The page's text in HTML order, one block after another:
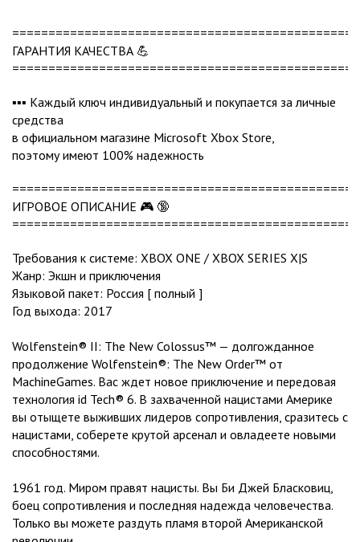
ГАРАНТИЯ КАЧЕСТВА 💪
▪️▪️▪️ Каждый ключ индивидуальный и покупается за личные
средства
в официальном магазине Microsoft Xbox Store,
поэтому имеют 100% надежность
ИГРОВОЕ ОПИСАНИЕ 🎮 🔞
Требования к системе: XBOX ONE / XBOX SERIES X|S
Жанр: Экшн и приключения
Языковой пакет: Россия [ полный ]
Год выхода: 2017
Wolfenstein® II: The New Colossus™ — долгожданное
продолжение Wolfenstein®: The New Order™ от
MachineGames. Вас ждет новое приключение и передовая
технология id Tech® 6. В захваченной нацистами Америке
вы отыщете выживших лидеров сопротивления, сразитесь с
нацистами, соберете крутой арсенал и овладеете новыми
способностями.
1961 год. Миром правят нацисты. Вы Би Джей Бласковиц,
боец сопротивления и последняя надежда человечества.
Только вы можете раздуть пламя второй Американской